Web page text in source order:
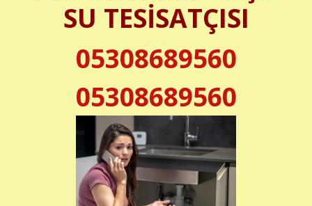
SU TESİSATÇISI
05308689560
05308689560